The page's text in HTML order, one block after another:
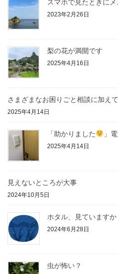
スマホで見たときに
2023年2月26日
梨の花が満開です
2025年4月16日
さまざまなお困りごと相談に加えて
2025年4月14日
「助かりました 」
2025年4月14日
見えないところが大事
2024年10月5日
ホタル、見ていますか
2024年6月28日
虫が怖い？